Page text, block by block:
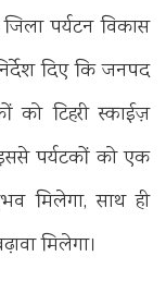
पर्यटन विकास
दिए कि जनपद
टिहरी स्काईज़
पर्यटकों को एक
मिलेगा, साथ ही
मिलेगा।